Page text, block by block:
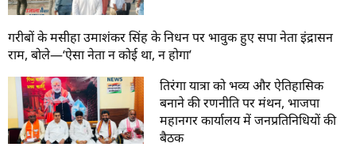
गरीबों के मसीहा उमाशंकर सिंह के निधन पर भावुक हुए सपा नेता इंद्रासन
राम, बोले—‘ऐसा नेता न कोई था, न होगा’
तिरंगा यात्रा को भव्य और ऐतिहासिक
बनाने की रणनीति पर मंथन, भाजपा
महानगर कार्यालय में जनप्रतिनिधियों की
बैठक